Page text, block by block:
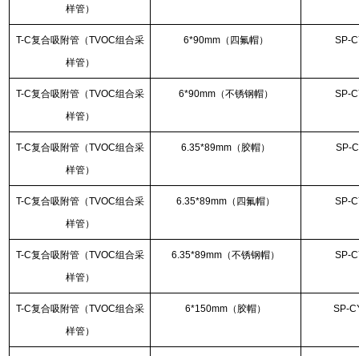
样管）
T-C复合吸附管（TVOC组合采
样管）
6*90mm（四氟帽） SP-
T-C复合吸附管（TVOC组合采
样管）
6*90mm（不锈钢帽） SP-
T-C复合吸附管（TVOC组合采
样管）
6.35*89mm（胶帽） SP-
T-C复合吸附管（TVOC组合采
样管）
6.35*89mm（四氟帽） SP-
T-C复合吸附管（TVOC组合采
样管）
6.35*89mm（不锈钢帽） SP-
T-C复合吸附管（TVOC组合采
样管）
6*150mm（胶帽） SP-